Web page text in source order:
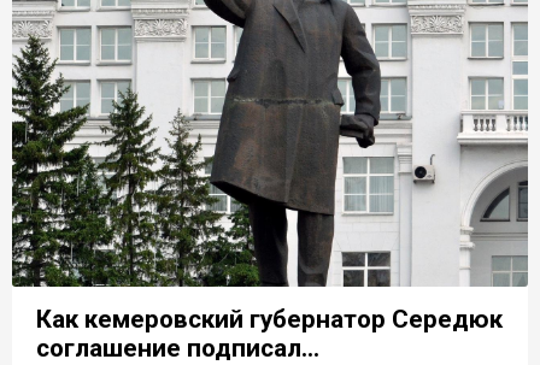
Как кемеровский губернатор Середюк
соглашение подписал...